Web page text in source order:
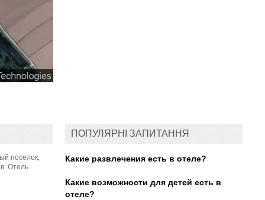
поселок,
Отель
ПОПУЛЯРНІ ЗАПИТАННЯ
Какие развлечения есть в отеле?
Какие возможности для детей есть в
отеле?